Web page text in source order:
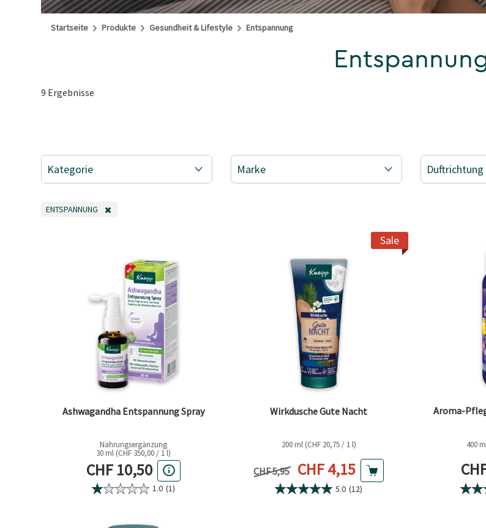
Startseite Produkte Gesundheit & Lifestyle Entspannung
9 Ergebnisse
Kategorie Marke Duftrichtung
ENTSPANNUNG
Ashwagandha Entspannung Spray
Nahrungsergänzung
30 ml (CHF 350,00 / 1 l)
Aktueller Preis
CHF 10,50
1.0 (1)
Sale
Wirkdusche Gute Nacht
200 ml (CHF 20,75 / 1 l)
Vorheriger Preis
CHF 5,95 Aktueller Preis
CHF 4,15
5.0 (12)
Aroma-
400